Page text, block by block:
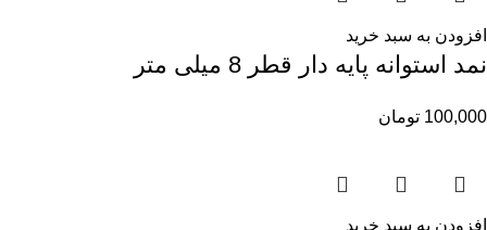
افزودن به سبد خرید
نمد استوانه پایه دار قطر 8 میلی متر
100,000 تومان
افزودن به سبد خرید